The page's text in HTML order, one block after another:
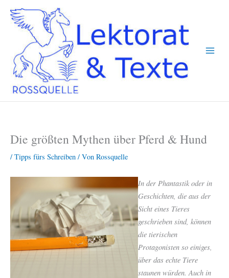
Inhalt
springen
Die größten Mythen über Pferd & Hund
/ Tipps fürs Schreiben / Von Rossquelle
In der Phantastik oder in
Geschichten, die aus der
Sicht eines Tieres
geschrieben sind, können
die tierischen
Protagonisten so einiges,
über das echte Tiere
staunen würden. Auch in